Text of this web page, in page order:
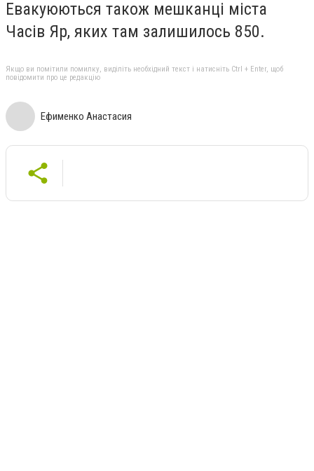
Евакуюються також мешканці міста
Часів Яр, яких там залишилось 850.
Якщо ви помітили помилку, виділіть необхідний текст і натисніть Ctrl + Enter, щоб
повідомити про це редакцію
Ефименко Анастасия